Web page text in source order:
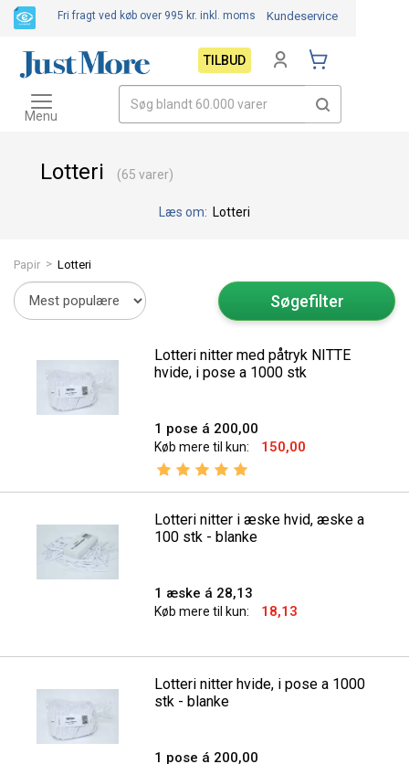
Lotteri (65 varer)
Læs om: Lotteri
Papir > Lotteri
Søgefilter
Lotteri nitter med påtryk NITTE
hvide, i pose a 1000 stk
1 pose á 200,00
Køb mere til kun: 150,00
Vurdering:
Lotteri nitter i æske hvid, æske a
100 stk - blanke
1 æske á 28,13
Køb mere til kun: 18,13
Lotteri nitter hvide, i pose a 1000
stk - blanke
1 pose á 200,00
Fri fragt ved køb over 995 kr. inkl. moms Kundeservice
TILBUD
Toggle
navigation
Menu